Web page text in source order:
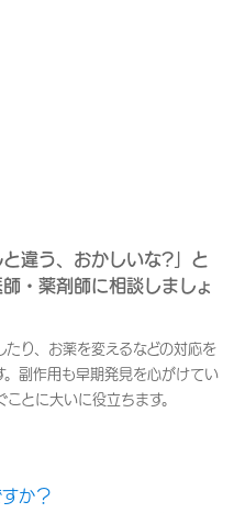
違う、おかしいな?」と
・薬剤師に相談しましょ
たり、お薬を変えるなどの対応を
。副作用も早期発見を心がけてい
とに大いに役立ちます。
か？